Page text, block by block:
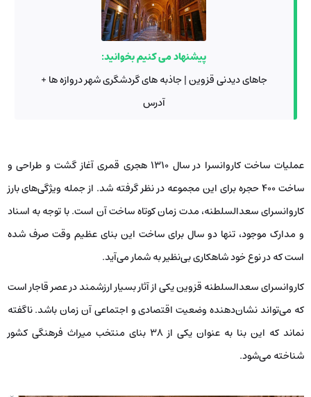
پیشنهاد می کنیم بخوانید:
جاهای دیدنی قزوین | جاذبه های گردشگری شهر دروازه ها +
آدرس
عملیات ساخت کاروانسرا در سال 1310 هجری قمری آغاز گشت و طراحی و
ساخت ۴۰۰ حجره برای این مجموعه در نظر گرفته شد. از جمله ویژگی‌های بارز
کاروانسرای سعدالسلطنه، مدت زمان کوتاه ساخت آن است. با توجه به اسناد
و مدارک موجود، تنها دو سال برای ساخت این بنای عظیم وقت صرف شده
است که در نوع خود شاهکاری بی‌نظیر به شمار می‌آید.
کاروانسرای سعدالسلطنه قزوین یکی از آثار بسیار ارزشمند در عصر قاجار است
که می‌تواند نشان‌دهنده‌ وضعیت اقتصادی و اجتماعی آن زمان باشد. ناگفته
نماند که این بنا به عنوان یکی از ۳۸ بنای منتخب میراث فرهنگی کشور
شناخته می‌شود.